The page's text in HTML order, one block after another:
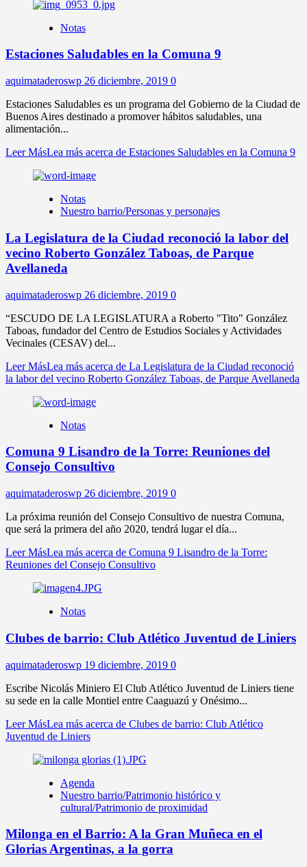
Notas
Estaciones Saludables en la Comuna 9
aquimataderoswp 26 diciembre, 2019 0
Estaciones Saludables es un programa del Gobierno de la Ciudad de
Buenos Aires destinado a promover hábitos saludables, una
alimentación...
Leer MásLea más acerca de Estaciones Saludables en la Comuna 9
Notas
Nuestro barrio/Personas y personajes
La Legislatura de la Ciudad reconoció la labor del
vecino Roberto González Taboas, de Parque
Avellaneda
aquimataderoswp 26 diciembre, 2019 0
“ESCUDO DE LA LEGISLATURA a Roberto "Tito" González
Taboas, fundador del Centro de Estudios Sociales y Actividades
Vecinales (CESAV) del...
Leer MásLea más acerca de La Legislatura de la Ciudad reconoció
la labor del vecino Roberto González Taboas, de Parque Avellaneda
Notas
Comuna 9 Lisandro de la Torre: Reuniones del
Consejo Consultivo
aquimataderoswp 26 diciembre, 2019 0
La próxima reunión del Consejo Consultivo de nuestra Comuna,
que será la primera del año 2020, tendrá lugar el día...
Leer MásLea más acerca de Comuna 9 Lisandro de la Torre:
Reuniones del Consejo Consultivo
Notas
Clubes de barrio: Club Atlético Juventud de Liniers
aquimataderoswp 19 diciembre, 2019 0
Escribe Nicolás Miniero El Club Atlético Juventud de Liniers tiene
su sede en la calle Montiel entre Caaguazú y Onésimo...
Leer MásLea más acerca de Clubes de barrio: Club Atlético
Juventud de Liniers
Agenda
Nuestro barrio/Patrimonio histórico y
cultural/Patrimonio de proximidad
Milonga en el Barrio: A la Gran Muñeca en el
Glorias Argentinas, a la gorra